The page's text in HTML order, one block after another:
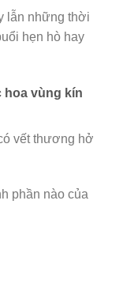
lẫn những thời
hẹn hò hay
vùng kín
vết thương hở
phần nào của